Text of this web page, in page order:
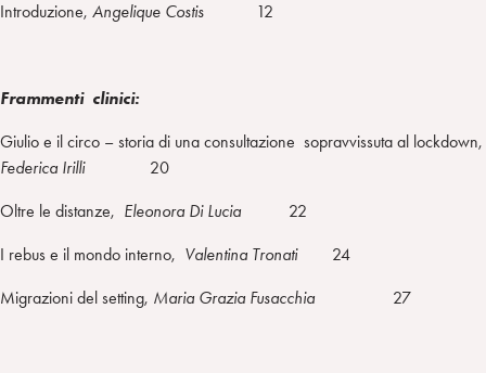
Introduzione, Angelique Costis 12
Frammenti clinici:
Giulio e il circo – storia di una consultazione sopravvissuta al lockdown,
Federica Irilli 20
Oltre le distanze, Eleonora Di Lucia 22
I rebus e il mondo interno, Valentina Tronati 24
Migrazioni del setting, Maria Grazia Fusacchia 27